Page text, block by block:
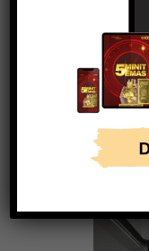
Satu
G100